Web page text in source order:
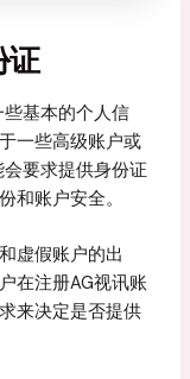
证
基本的个人信
一些高级账户或
要求提供身份证
和账户安全。
虚假账户的出
在注册AG视讯账
来决定是否提供